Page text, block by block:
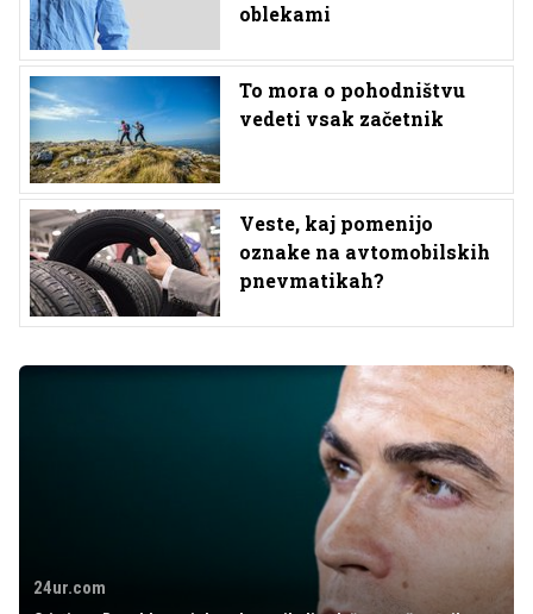
oblekami
To mora o pohodništvu
vedeti vsak začetnik
Veste, kaj pomenijo
oznake na avtomobilskih
pnevmatikah?
24ur.com